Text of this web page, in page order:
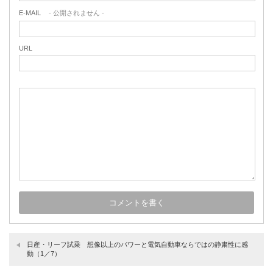
E-MAIL - 公開されません -
URL
日産・リーフ試乗 想像以上のパワーと電気自動車ならではの静粛性に感
動（1／7）